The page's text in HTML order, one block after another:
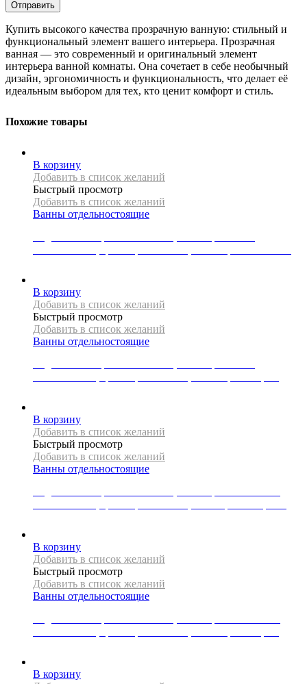
Купить высокого качества прозрачную ванную: стильный и
функциональный элемент вашего интерьера. Прозрачная
ванная — это современный и оригинальный элемент
интерьера ванной комнаты. Она сочетает в себе необычный
дизайн, эргономичность и функциональность, что делает её
идеальным выбором для тех, кто ценит комфорт и стиль.
Похожие товары
В корзину
Добавить в список желаний
Быстрый просмотр
Добавить в список желаний
Ванны отдельностоящие
В корзину
Добавить в список желаний
Быстрый просмотр
Добавить в список желаний
Ванны отдельностоящие
В корзину
Добавить в список желаний
Быстрый просмотр
Добавить в список желаний
Ванны отдельностоящие
В корзину
Добавить в список желаний
Быстрый просмотр
Добавить в список желаний
Ванны отдельностоящие
В корзину